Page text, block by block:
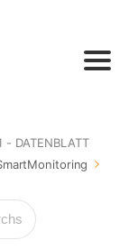
- DATENBLATT